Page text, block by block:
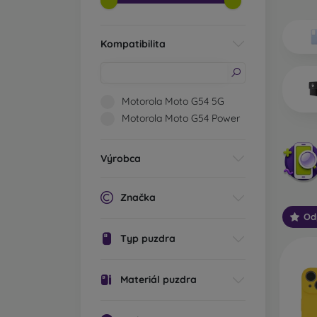
Kompatibilita
Motorola Moto G54 5G
Motorola Moto G54 Power
Výrobca
Značka
Typ puzdra
Materiál puzdra